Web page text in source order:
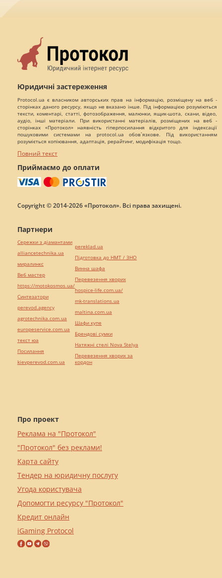
Юридичні застереження
Protocol.ua є власником авторських прав на інформацію, розміщену на веб -
сторінках даного ресурсу, якщо не вказано інше. Під інформацією розуміються
тексти, коментарі, статті, фотозображення, малюнки, ящик-шота, скани, відео,
аудіо, інші матеріали. При використанні матеріалів, розміщених на веб -
сторінках «Протокол» наявність гіперпосилання відкритого для індексації
пошуковими системами на protocol.ua обов`язкове. Під використанням
розуміється копіювання, адаптація, рерайтинг, модифікація тощо.
Повний текст
Приймаємо до оплати
Copyright © 2014-2026 «Протокол». Всі права захищені.
Про проект
Реклама на "Протокол"
"Протокол" без реклами!
Карта сайту
Тендер на юридичну послугу
Угода користувача
Допомогти ресурсу "Протокол"
Кредит онлайн
iGaming Protocol
Партнери
Сережки з діамантами
alliancetechnika.ua
миралинкс
Веб мастер
https://motokosmos.ua/
Синтезатори
perevod.agency
agrotechnika.com.ua
europeservice.com.ua
текст юа
Посилання
kievperevod.com.ua
pereklad.ua
Підготовка до НМТ / ЗНО
Винна шафа
Перевезення хворих
hospice-life.com.ua/
mk-translations.ua
maltina.com.ua
Шафи купе
Брендові сумки
Натяжні стелі Nova Stelya
Перевезення хворих за
кордон